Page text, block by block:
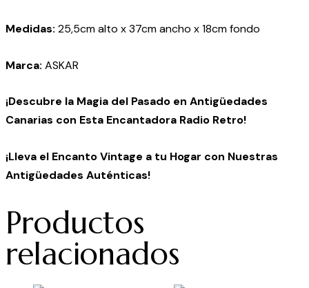
Medidas: 25,5cm alto x 37cm ancho x 18cm fondo
Marca: ASKAR
¡Descubre la Magia del Pasado en Antigüedades
Canarias con Esta Encantadora Radio Retro!
¡Lleva el Encanto Vintage a tu Hogar con Nuestras
Antigüedades Auténticas!
Productos
relacionados